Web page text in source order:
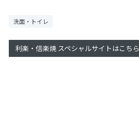
洗面・トイレ
利楽・信楽焼 スペシャルサイトはこちら